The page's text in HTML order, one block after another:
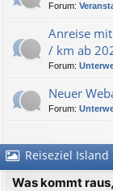
Forum:
Anreise
/ km ab
Forum:
Neuer
Forum:
Reiseziel Island
Was kommt